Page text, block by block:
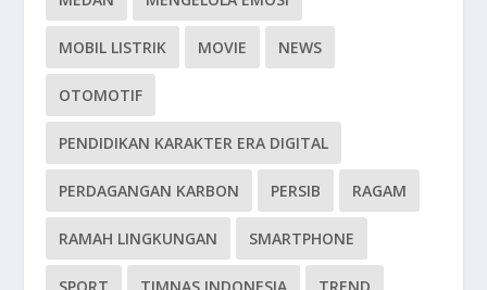
MOBIL LISTRIK MOVIE NEWS
OTOMOTIF
PENDIDIKAN KARAKTER ERA DIGITAL
PERDAGANGAN KARBON PERSIB RAGAM
RAMAH LINGKUNGAN SMARTPHONE